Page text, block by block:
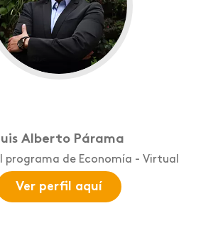
Alberto Párama
programa de Economía - Virtual
Ver perfil aquí